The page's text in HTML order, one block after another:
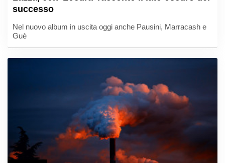
successo
Nel nuovo album in uscita oggi anche Pausini, Marracash e
Guè